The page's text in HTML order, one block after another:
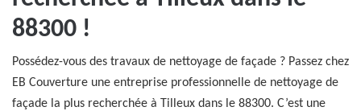
88300 !
Possédez-vous des travaux de nettoyage de façade ? Passez chez
EB Couverture une entreprise professionnelle de nettoyage de
façade la plus recherchée à Tilleux dans le 88300. C’est une